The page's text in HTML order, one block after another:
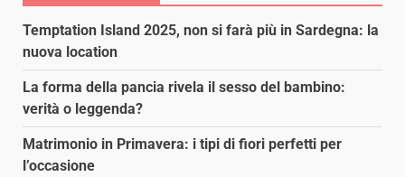
Temptation Island 2025, non si farà più in Sardegna: la
nuova location
La forma della pancia rivela il sesso del bambino:
verità o leggenda?
Matrimonio in Primavera: i tipi di fiori perfetti per
l’occasione